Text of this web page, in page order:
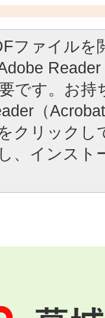
ファイルを
Adobe
です。お持
（
クリックし
、インスト